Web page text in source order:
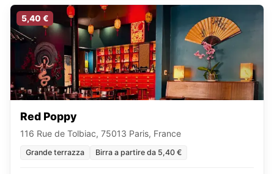
5,40 €
Red Poppy
116 Rue de Tolbiac, 75013 Paris, France
Grande terrazza Birra a partire da 5,40 €